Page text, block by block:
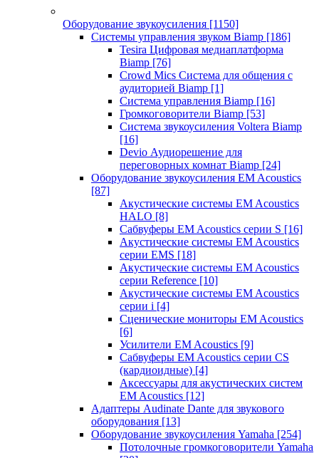
Оборудование звукоусиления [1150]
Системы управления звуком Biamp [186]
Tesira Цифровая медиаплатформа
Biamp [76]
Crowd Mics Система для общения с
аудиторией Biamp [1]
Система управления Biamp [16]
Громкоговорители Biamp [53]
Система звукоусиления Voltera Biamp
[16]
Devio Аудиорешение для
переговорных комнат Biamp [24]
Оборудование звукоусиления EM Acoustics
[87]
Акустические системы EM Acoustics
HALO [8]
Сабвуферы EM Acoustics серии S [16]
Акустические системы EM Acoustics
серии EMS [18]
Акустические системы EM Acoustics
серии Reference [10]
Акустические системы EM Acoustics
серии i [4]
Сценические мониторы EM Acoustics
[6]
Усилители EM Acoustics [9]
Сабвуферы EM Acoustics серии CS
(кардиоидные) [4]
Аксессуары для акустических систем
EM Acoustics [12]
Адаптеры Audinate Dante для звукового
оборудования [13]
Оборудование звукоусиления Yamaha [254]
Потолочные громкоговорители Yamaha